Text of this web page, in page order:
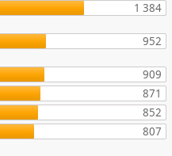
1 384
952
909
871
852
807